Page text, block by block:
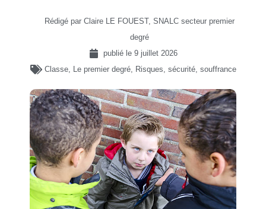
Rédigé par Claire LE FOUEST, SNALC secteur premier
degré
publié le 9 juillet 2026
Classe, Le premier degré, Risques, sécurité, souffrance